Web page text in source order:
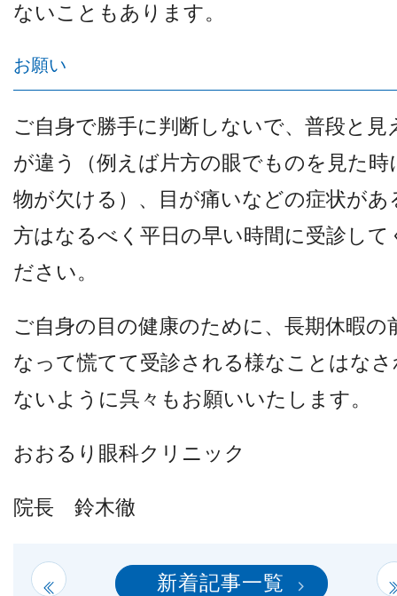
ないこともあります。
お願い
ご自身で勝手に判断しないで、普段と見
が違う（例えば片方の眼でものを見た時
物が欠ける）、目が痛いなどの症状があ
方はなるべく平日の早い時間に受診して
ださい。
ご自身の目の健康のために、長期休暇の
なって慌てて受診される様なことはな
ないように呉々もお願いいたします。
おおるり眼科クリニック
院長 鈴木徹
新着記事一覧